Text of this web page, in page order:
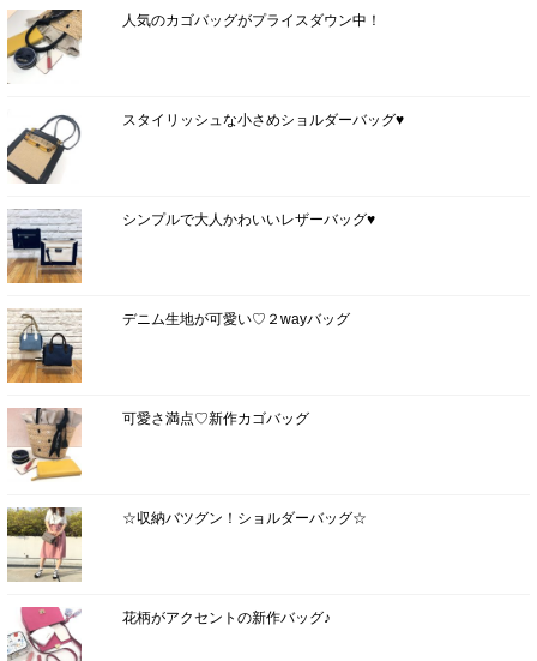
人気のカゴバッグがプライスダウン中！
スタイリッシュな小さめショルダーバッグ♥
シンプルで大人かわいいレザーバッグ♥
デニム生地が可愛い♡２wayバッグ
可愛さ満点♡新作カゴバッグ
☆収納バツグン！ショルダーバッグ☆
花柄がアクセントの新作バッグ♪